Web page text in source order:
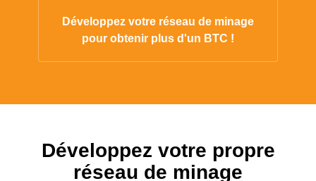
Développez votre réseau de minage
pour obtenir plus d'un BTC !
Développez votre propre
réseau de minage